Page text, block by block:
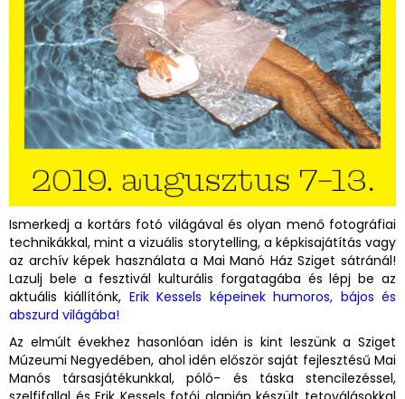
Ismerkedj a kortárs fotó világával és olyan menő fotográfiai
technikákkal, mint a vizuális storytelling, a képkisajátítás vagy
az archív képek használata a Mai Manó Ház Sziget sátránál!
Lazulj bele a fesztivál kulturális forgatagába és lépj be az
aktuális kiállítónk, Erik Kessels képeinek humoros, bájos és
abszurd világába!
Az elmúlt évekhez hasonlóan idén is kint leszünk a Sziget
Múzeumi Negyedében, ahol idén először saját fejlesztésű Mai
Manós társasjátékunkkal, póló- és táska stencilezéssel,